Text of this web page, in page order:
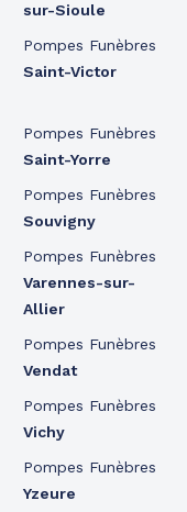
sur-Sioule
Pompes Funèbres
Saint-Victor
Pompes Funèbres
Saint-Yorre
Pompes Funèbres
Souvigny
Pompes Funèbres
Varennes-sur-
Allier
Pompes Funèbres
Vendat
Pompes Funèbres
Vichy
Pompes Funèbres
Yzeure